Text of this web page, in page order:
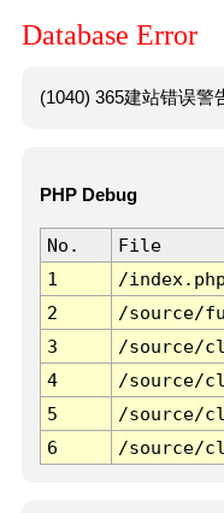
Database Error
(1040) 365建站错误警
PHP Debug
No. File
1
/index.php
2
/source/
3
/source/
4
/source/
5
/source/
6
/source/